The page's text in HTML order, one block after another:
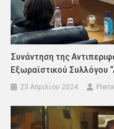
Συνάντηση της
Εξωραϊστικού Συλλόγου
23 Απριλίου 2024